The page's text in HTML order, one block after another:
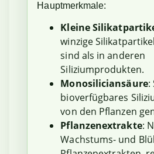
Hauptmerkmale:
Kleine
winzige
sind als in anderen
Siliziumprodukten.
Monosiliciansäure:
bioverfügbares
von den Pflanzen
Pflanzenextrakte:
Wachstums- und